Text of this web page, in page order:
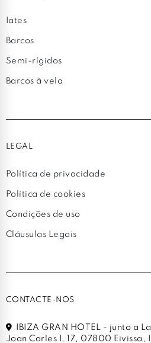
Iates
Barcos
Semi-rígidos
Barcos à vela
LEGAL
Política de privacidade
Política de cookies
Condições de uso
Cláusulas Legais
CONTACTE-NOS
IBIZA GRAN HOTEL - junto a
Joan Carles I, 17, 07800 Eivissa,